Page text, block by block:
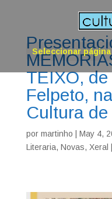
Seleccionar página
TEIXO,
Felpeto,
Cultura
por martinho May 4,
Literaria, Novas, Xeral